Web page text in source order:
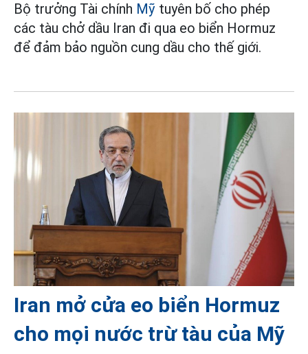
Bộ trưởng Tài chính Mỹ tuyên bố cho phép
các tàu chở dầu Iran đi qua eo biển Hormuz
để đảm bảo nguồn cung dầu cho thế giới.
Iran mở cửa eo biển Hormuz
cho mọi nước trừ tàu của Mỹ